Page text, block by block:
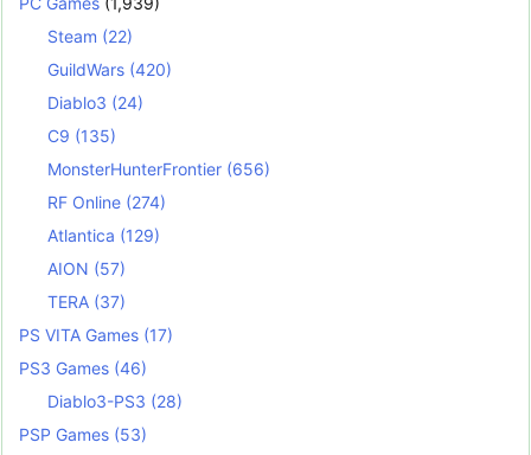
Steam (22)
GuildWars (420)
Diablo3 (24)
C9 (135)
MonsterHunterFrontier (656)
RF Online (274)
Atlantica (129)
AION (57)
TERA (37)
PS VITA Games (17)
PS3 Games (46)
Diablo3-PS3 (28)
PSP Games (53)